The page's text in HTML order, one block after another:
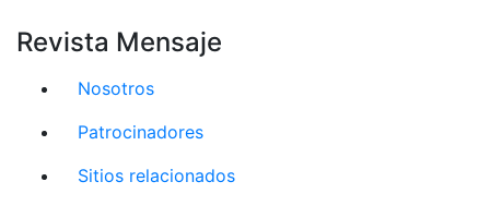
Revista Mensaje
Nosotros
Patrocinadores
Sitios relacionados